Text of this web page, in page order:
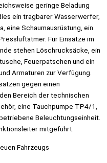
geringe Beladung
ein tragbarer Wasserwerfer,
eine Schaumausrüstung, ein
Für Einsätze im
stehen Löschrucksäcke, ein
Feuerpatschen und ein
Armaturen zur Verfügung.
gegen einen
Bereich der technischen
eine Tauchpumpe TP4/1,
Beleuchtungseinheit.
mitgeführt.
Fahrzeugs